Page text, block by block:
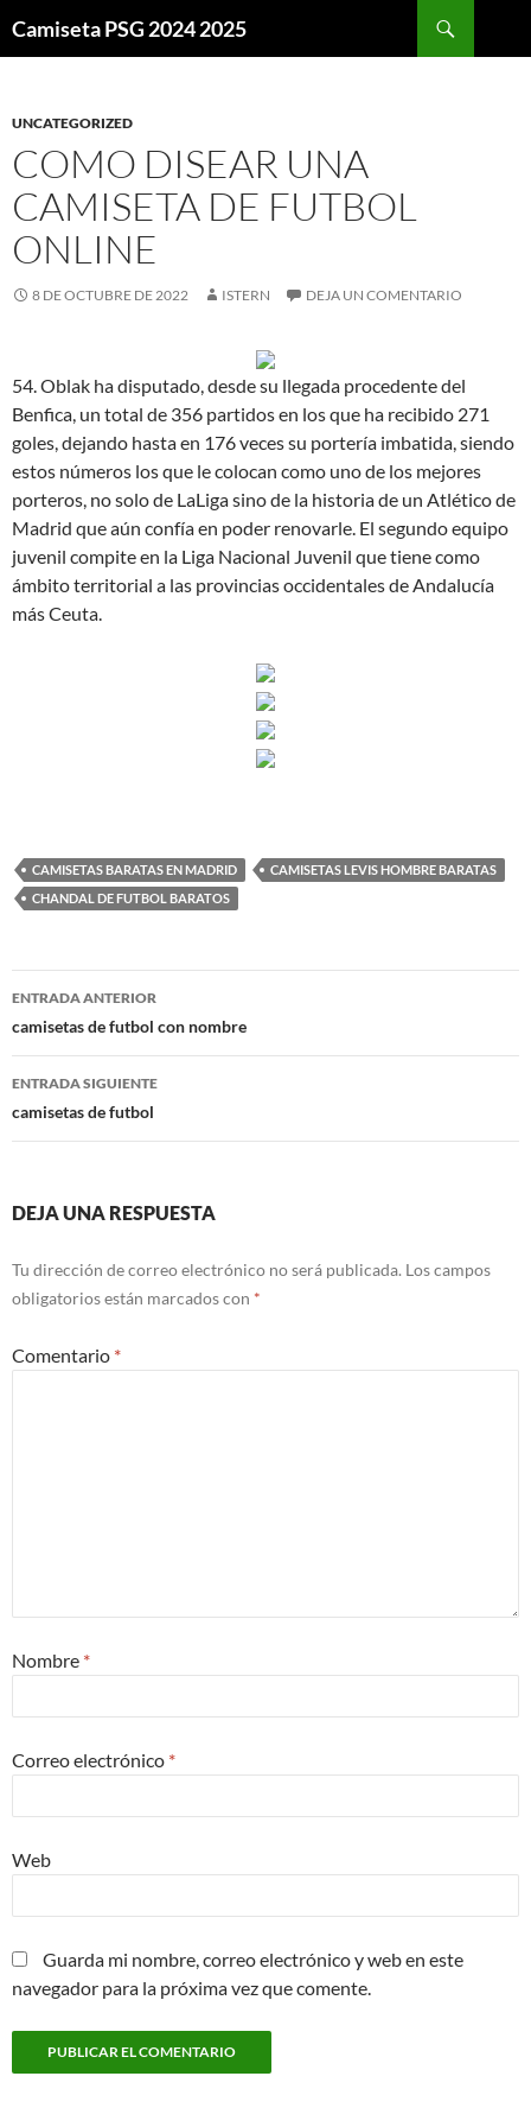
Camiseta PSG 2024 2025
UNCATEGORIZED
COMO DISEAR UNA
CAMISETA DE FUTBOL
ONLINE
8 DE OCTUBRE DE 2022 ISTERN DEJA UN COMENTARIO
54. Oblak ha disputado, desde su llegada procedente del
Benfica, un total de 356 partidos en los que ha recibido 271
goles, dejando hasta en 176 veces su portería imbatida, siendo
estos números los que le colocan como uno de los mejores
porteros, no solo de LaLiga sino de la historia de un Atlético de
Madrid que aún confía en poder renovarle. El segundo equipo
juvenil compite en la Liga Nacional Juvenil que tiene como
ámbito territorial a las provincias occidentales de Andalucía
más Ceuta.
CAMISETAS BARATAS EN MADRID
CAMISETAS LEVIS HOMBRE BARATAS
CHANDAL DE FUTBOL BARATOS
Navegación
de
entradas
ENTRADA ANTERIOR
camisetas de futbol con nombre
ENTRADA SIGUIENTE
camisetas de futbol
DEJA UNA RESPUESTA
Tu dirección de correo electrónico no será publicada. Los campos
obligatorios están marcados con *
Comentario *
Nombre *
Correo electrónico *
Web
Guarda mi nombre, correo electrónico y web en este
navegador para la próxima vez que comente.